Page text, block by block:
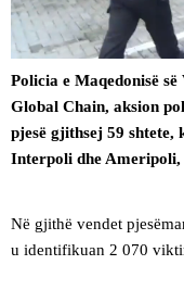
Policia e Maqedonisë
Global Chain, aksion
pjesë gjithsej 59 shtete,
Interpoli dhe Ameripoli,
Në gjithë vendet
u identifikuan 2 070